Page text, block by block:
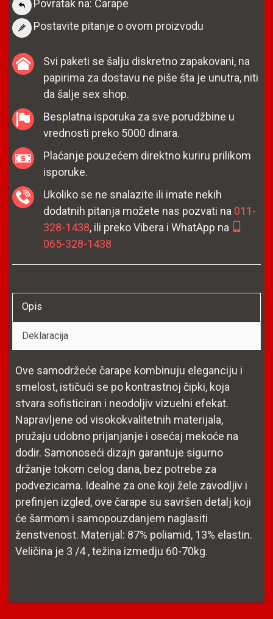
Povratak na: Čarape
Postavite pitanje o ovom proizvodu
Svi paketi se šalju diskretno zapakovani, na
papirima za dostavu ne piše šta je unutra, niti
da šalje sex shop.
Besplatna isporuka za sve porudžbine u
vrednosti preko 5000 dinara.
Plaćanje pouzećem direktno kuriru prilikom
isporuke.
Ukoliko se ne snalazite ili imate nekih
dodatnih pitanja možete nas pozvati na 011-
328-1438, ili preko Vibera i WhatApp na
065-328-1438
Opis
Deklaracija
Ove samodržeće čarape kombinuju eleganciju i
smelost, ističući se po kontrastnoj čipki, koja
stvara sofisticiran i neodoljiv vizuelni efekat.
Napravljene od visokokvalitetnih materijala,
pružaju udobno prijanjanje i osećaj mekoće na
dodir. Samonoseći dizajn garantuje sigurno
držanje tokom celog dana, bez potrebe za
podvezicama. Idealne za one koji žele zavodljiv i
prefinjen izgled, ove čarape su savršen detalj koji
će šarmom i samopouzdanjem naglasiti
ženstvenost. Materijal: 87% poliamid, 13% elastin.
Veličina je 3 /4 , težina izmedju 60-70kg.